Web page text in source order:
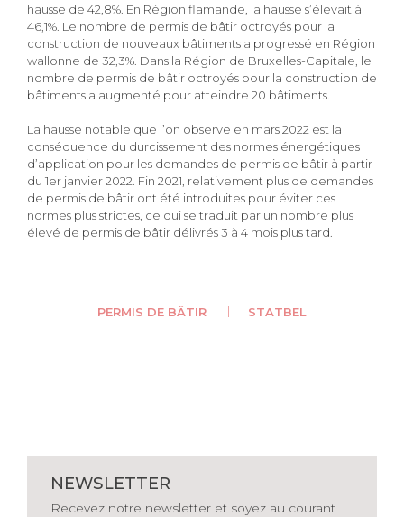
hausse de 42,8%. En Région flamande, la hausse s’élevait à
46,1%. Le nombre de permis de bâtir octroyés pour la
construction de nouveaux bâtiments a progressé en Région
wallonne de 32,3%. Dans la Région de Bruxelles-Capitale, le
nombre de permis de bâtir octroyés pour la construction de
bâtiments a augmenté pour atteindre 20 bâtiments.
La hausse notable que l’on observe en mars 2022 est la
conséquence du durcissement des normes énergétiques
d’application pour les demandes de permis de bâtir à partir
du 1er janvier 2022. Fin 2021, relativement plus de demandes
de permis de bâtir ont été introduites pour éviter ces
normes plus strictes, ce qui se traduit par un nombre plus
élevé de permis de bâtir délivrés 3 à 4 mois plus tard.
PERMIS DE BÂTIR STATBEL
NEWSLETTER
Recevez notre newsletter et soyez au courant